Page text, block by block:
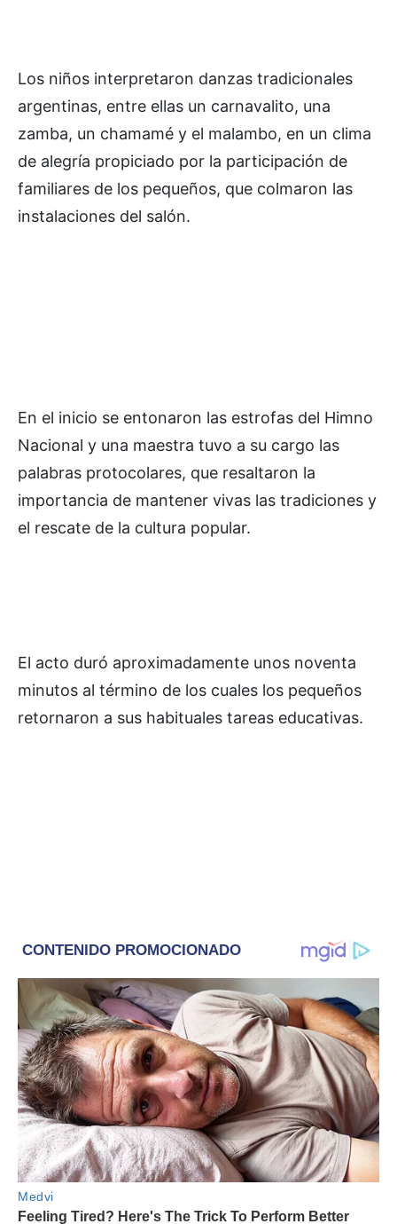
Los niños interpretaron danzas tradicionales
argentinas, entre ellas un carnavalito, una
zamba, un chamamé y el malambo, en un clima
de alegría propiciado por la participación de
familiares de los pequeños, que colmaron las
instalaciones del salón.
En el inicio se entonaron las estrofas del Himno
Nacional y una maestra tuvo a su cargo las
palabras protocolares, que resaltaron la
importancia de mantener vivas las tradiciones y
el rescate de la cultura popular.
El acto duró aproximadamente unos noventa
minutos al término de los cuales los pequeños
retornaron a sus habituales tareas educativas.